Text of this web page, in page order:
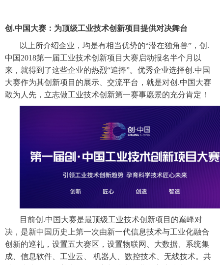
创.中国大赛：为顶级工业技术创新项目提供对决舞台
以上所介绍企业，均是有相当优势的“潜在独角兽”，创.
中国2018第一届工业技术创新项目大赛启动报名半个月以
来，就得到了这些企业的热烈“追捧”。优秀企业选择创.中国
大赛作为其创新项目的展示、交流平台，就是对创.中国大赛
敢为人先，立志做工业技术创新第一赛事愿景的充分肯定！
目前创 .中国大赛是最顶级工业技术创新项目的巅峰对
决，是新中国历史上第一次由新一代信息技术与工业化融合
创新的巡礼，设置五大赛区，设置物联网、大数据、系统集
成、信息软件、工业云、 机器人、数控技术、无线技术。共